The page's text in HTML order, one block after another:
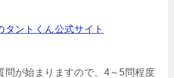
タントくん公式サイト
問が始まりますので、4～5問程度